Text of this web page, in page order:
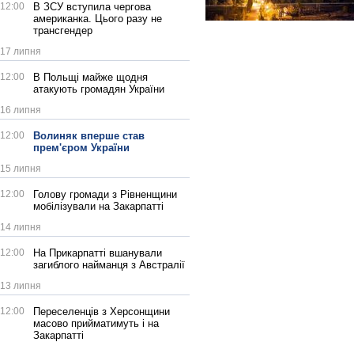
12:00
В ЗСУ вступила чергова
американка. Цього разу не
трансгендер
17 липня
12:00
В Польщі майже щодня
атакують громадян України
16 липня
12:00
Волиняк вперше став
прем'єром України
15 липня
12:00
Голову громади з Рівненщини
мобілізували на Закарпатті
14 липня
12:00
На Прикарпатті вшанували
загиблого найманця з Австралії
13 липня
12:00
Переселенців з Херсонщини
масово прийматимуть і на
Закарпатті